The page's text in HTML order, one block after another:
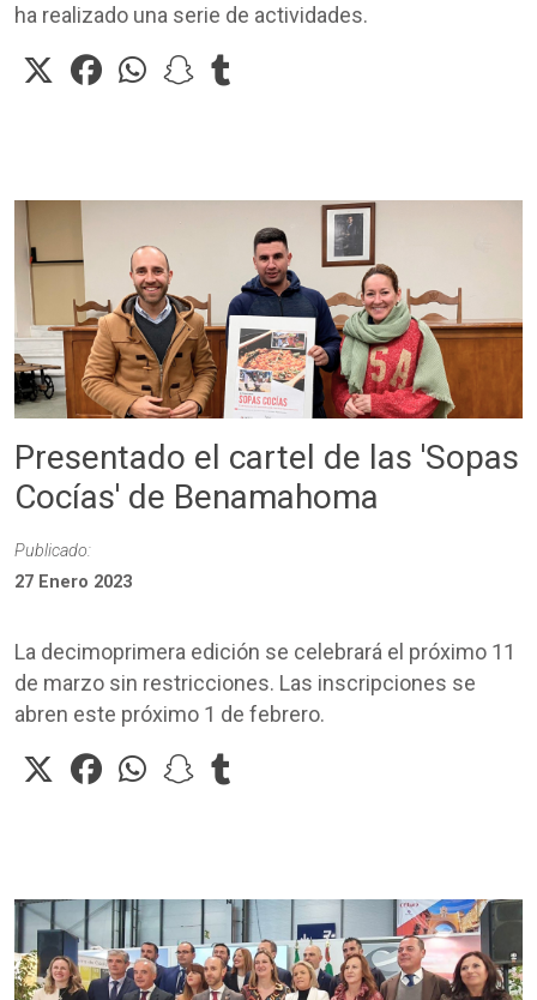
ha realizado una serie de actividades.
Presentado el cartel de las 'Sopas
Cocías' de Benamahoma
Publicado:
27 Enero 2023
La decimoprimera edición se celebrará el próximo 11
de marzo sin restricciones. Las inscripciones se
abren este próximo 1 de febrero.